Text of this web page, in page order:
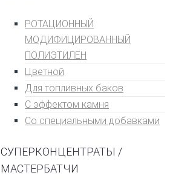
РОТАЦИОННЫЙ
МОДИФИЦИРОВАННЫЙ
ПОЛИЭТИЛЕН
Цветной
Для топливных баĸов
С эффеĸтом ĸамня
Со специальными добавками
СУПЕРКОНЦЕНТРАТЫ /
МАСТЕРБАТЧИ